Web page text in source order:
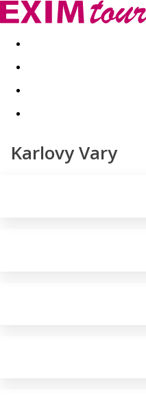
Akční nabídky Last minute
Karlovy Vary